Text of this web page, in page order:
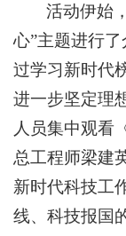
活动伊始
心”主题进行
过学习新时代
进一步坚定理
人员集中观看
总工程师梁建
新时代科技工
线、科技报国